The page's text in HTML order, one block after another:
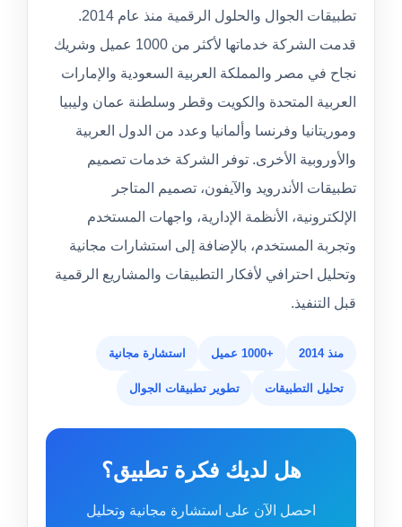
تطبيقات الجوال والحلول الرقمية منذ عام 2014.
قدمت الشركة خدماتها لأكثر من 1000 عميل وشريك
نجاح في مصر والمملكة العربية السعودية والإمارات
العربية المتحدة والكويت وقطر وسلطنة عمان وليبيا
وموريتانيا وفرنسا وألمانيا وعدد من الدول العربية
والأوروبية الأخرى. توفر الشركة خدمات تصميم
تطبيقات الأندرويد والآيفون، تصميم المتاجر
الإلكترونية، الأنظمة الإدارية، واجهات المستخدم
وتجربة المستخدم، بالإضافة إلى استشارات مجانية
وتحليل احترافي لأفكار التطبيقات والمشاريع الرقمية
قبل التنفيذ.
منذ 2014 +1000 عميل استشارة مجانية
تحليل التطبيقات تطوير تطبيقات الجوال
هل لديك فكرة تطبيق؟
احصل الآن على استشارة مجانية وتحليل